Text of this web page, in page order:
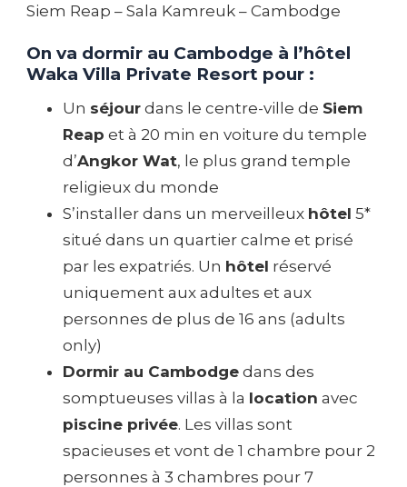
Siem Reap – Sala Kamreuk – Cambodge
On va dormir au Cambodge à l’hôtel
Waka Villa Private Resort pour :
Un séjour dans le centre-ville de Siem
Reap et à 20 min en voiture du temple
d’Angkor Wat, le plus grand temple
religieux du monde
S’installer dans un merveilleux hôtel 5*
situé dans un quartier calme et prisé
par les expatriés. Un hôtel réservé
uniquement aux adultes et aux
personnes de plus de 16 ans (adults
only)
Dormir au Cambodge dans des
somptueuses villas à la location avec
piscine privée. Les villas sont
spacieuses et vont de 1 chambre pour 2
personnes à 3 chambres pour 7